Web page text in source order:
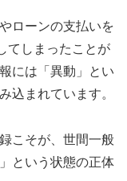
ローンの支払いを
てしまったことが
には「異動」とい
込まれています。
こそが、世間一般
という状態の正体